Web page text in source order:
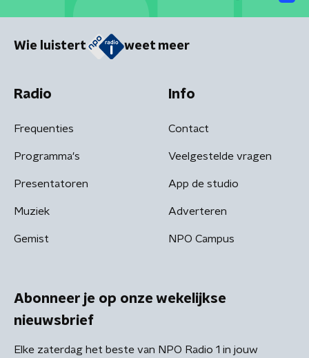
Wie luistert weet meer
Radio
Frequenties
Programma's
Presentatoren
Muziek
Gemist
Info
Contact
Veelgestelde vragen
App de studio
Adverteren
NPO Campus
Abonneer je op onze wekelijkse
nieuwsbrief
Elke zaterdag het beste van NPO Radio 1 in jouw